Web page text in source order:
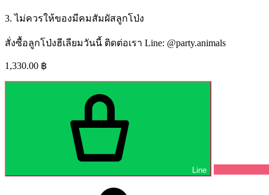
3. ไม่ควรให้ของมีคมสัมผัสลูกโป่ง
สั่งซื้อลูกโป่งฮีเลียมวันนี้ ติดต่อเรา Line: @party.animals
1,330.00 ฿
Line